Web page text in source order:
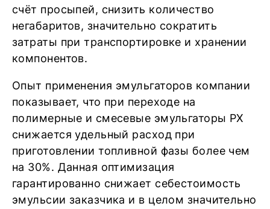
счёт просыпей, снизить количество
негабаритов, значительно сократить
затраты при транспортировке и хранении
компонентов.
Опыт применения эмульгаторов компании
показывает, что при переходе на
полимерные и смесевые эмульгаторы РХ
снижается удельный расход при
приготовлении топливной фазы более чем
на 30%. Данная оптимизация
гарантированно снижает себестоимость
эмульсии заказчика и в целом значительно